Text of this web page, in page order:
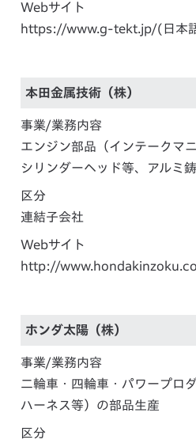
Webサイト
https://www.g-tekt.jp/(日本
本田金属技術（株）
事業/業務内容
エンジン部品（インテークマ
シリンダーヘッド等、アルミ
区分
連結子会社
Webサイト
http://
ホンダ太陽（株）
事業/業務内容
二輪車・四輪車・パワープロ
ハーネス等）の部品生産
区分